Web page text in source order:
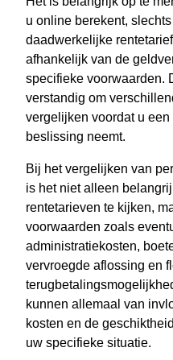
u online berekent,
daadwerkelijke
afhankelijk van de
specifieke voorwaarden.
verstandig om
vergelijken voordat u
beslissing neemt.
Bij het vergelijken van
is het niet alleen
rentetarieven te kijken,
voorwaarden zoals
administratiekosten,
vervroegde aflossing en
kunnen allemaal van
kosten en de
uw specifieke situatie.